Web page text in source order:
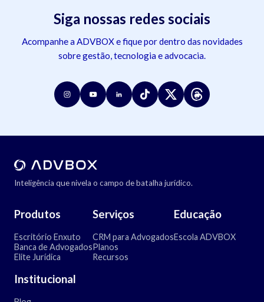
Siga nossas redes sociais
Acompanhe a ADVBOX e fique por dentro das novidades
sobre gestão, tecnologia e advocacia.
Inteligência que nivela o campo de batalha jurídico.
Produtos
Escritório Enxuto
Banca de Advogados
Elite Jurídica
Serviços
CRM para Advogados
Planos
Recursos
Educação
Escola ADVBOX
Institucional